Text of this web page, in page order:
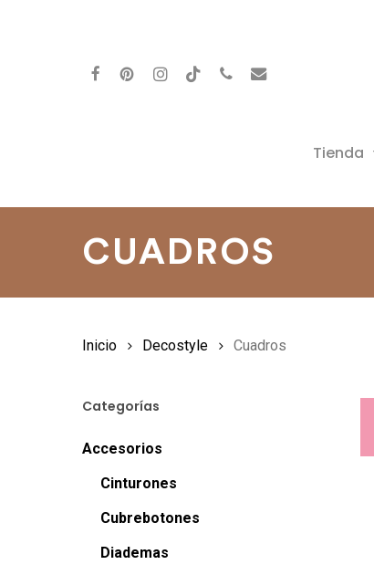
facebookpinterestinstagram
behancephoneemail
Tienda
CUADROS
Inicio Decostyle Cuadros
Categorías
Accesorios
Cinturones
Cubrebotones
Diademas